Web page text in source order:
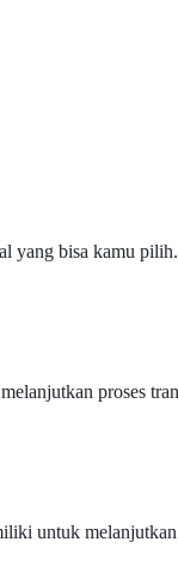
yang bisa kamu pilih.
proses
untuk melanjutkan